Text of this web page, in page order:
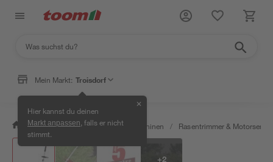
Mein Markt: Troisdorf
Hier kannst du deinen
Markt anpassen , falls er nicht
stimmt.
✕
/ Garten & Freizeit / Gartenmaschinen / Rasentrimmer &
+2